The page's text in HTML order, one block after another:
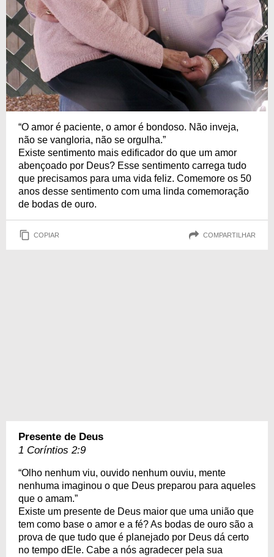
“O amor é paciente, o amor é bondoso. Não inveja,
não se vangloria, não se orgulha.”
Existe sentimento mais edificador do que um amor
abençoado por Deus? Esse sentimento carrega tudo
que precisamos para uma vida feliz. Comemore os 50
anos desse sentimento com uma linda comemoração
de bodas de ouro.
COPIAR COMPARTILHAR
Presente de Deus
1 Coríntios 2:9
“Olho nenhum viu, ouvido nenhum ouviu, mente
nenhuma imaginou o que Deus preparou para aqueles
que o amam.”
Existe um presente de Deus maior que uma união que
tem como base o amor e a fé? As bodas de ouro são a
prova de que tudo que é planejado por Deus dá certo
no tempo dEle. Cabe a nós agradecer pela sua